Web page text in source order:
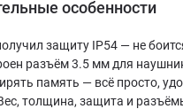
особенности
защиту IP54 — не
разъём 3.5 мм для
память — всё просто,
толщина, защита и